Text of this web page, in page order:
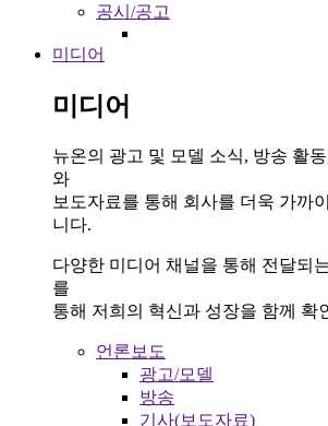
공시/공고
미디어
미디어
뉴온의 광고 및 모델 소식, 방송 활
와
보도자료를 통해 회사를 더욱 가까
니다.
다양한 미디어 채널을 통해 전달되
를
통해 저희의 혁신과 성장을 함께 확
언론보도
광고/모델
방송
기사(보도자료)